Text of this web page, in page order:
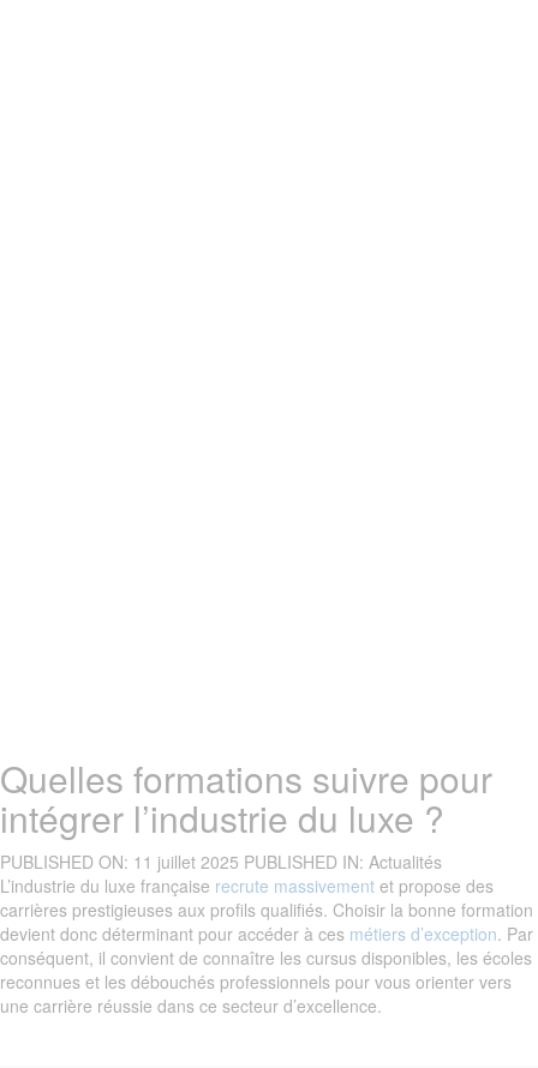
Quelles formations suivre pour
intégrer l’industrie du luxe ?
PUBLISHED ON: 11 juillet 2025 PUBLISHED IN: Actualités
L’industrie du luxe française recrute massivement et propose des
carrières prestigieuses aux profils qualifiés. Choisir la bonne formation
devient donc déterminant pour accéder à ces métiers d’exception. Par
conséquent, il convient de connaître les cursus disponibles, les écoles
reconnues et les débouchés professionnels pour vous orienter vers
une carrière réussie dans ce secteur d’excellence.